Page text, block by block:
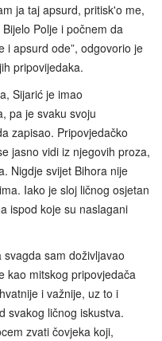
ja taj apsurd, pritisk'o me,
Polje i počnem da
i apsurd ode”, odgovorio je
pripovijedaka.
Sijarić je imao
pa je svaku svoju
zapisao. Pripovjedačko
jasno vidi iz njegovih proza,
Nigdje svijet Bihora nije
Iako je sloj ličnog osjetan
ispod koje su naslagani
sam doživljavao
kao mitskog pripovjedača
i važnije, uz to i
svakog ličnog iskustva.
zvati čovjeka koji,